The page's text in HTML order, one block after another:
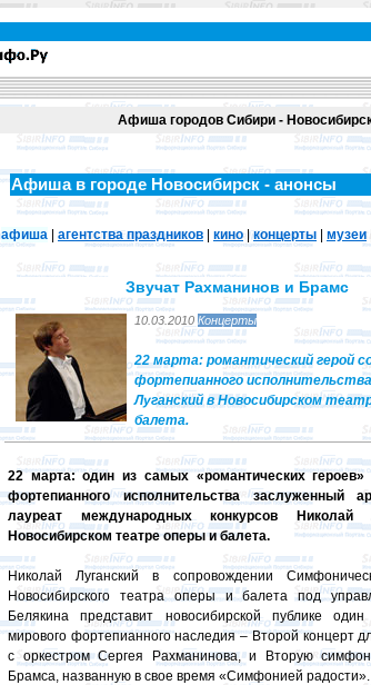
Афиша городов Сибири -
Афиша в городе Новосибирск - анонсы
афиша агентства праздников кино |концерты музеи
Звучат Рахманинов и Брамс
10.03.2010 Концерты
22 марта: романтический герой
фортепианного
Луганский в Новосибирском
балета.
22 марта: один из самых «романтических героев»
фортепианного исполнительства заслуженный
лауреат международных конкурсов Николай
Новосибирском театре оперы и балета.
Николай Луганский в сопровождении
Новосибирского театра оперы и балета под
Белякина представит новосибирской публике
мирового фортепианного наследия – Второй концерт
с оркестром Сергея Рахманинова, и Вторую
Брамса, названную в свое время «Симфонией радости».